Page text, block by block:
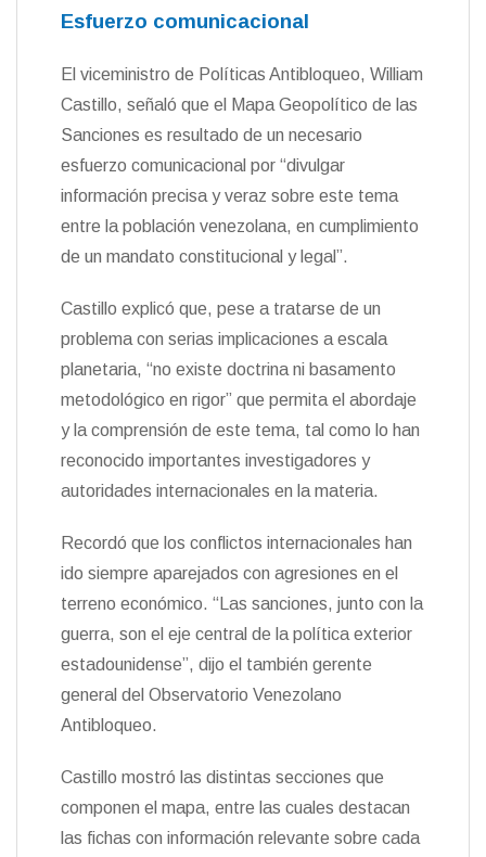
Esfuerzo comunicacional
El viceministro de Políticas Antibloqueo, William
Castillo, señaló que el Mapa Geopolítico de las
Sanciones es resultado de un necesario
esfuerzo comunicacional por “divulgar
información precisa y veraz sobre este tema
entre la población venezolana, en cumplimiento
de un mandato constitucional y legal”.
Castillo explicó que, pese a tratarse de un
problema con serias implicaciones a escala
planetaria, “no existe doctrina ni basamento
metodológico en rigor” que permita el abordaje
y la comprensión de este tema, tal como lo han
reconocido importantes investigadores y
autoridades internacionales en la materia.
Recordó que los conflictos internacionales han
ido siempre aparejados con agresiones en el
terreno económico. “Las sanciones, junto con la
guerra, son el eje central de la política exterior
estadounidense”, dijo el también gerente
general del Observatorio Venezolano
Antibloqueo.
Castillo mostró las distintas secciones que
componen el mapa, entre las cuales destacan
las fichas con información relevante sobre cada